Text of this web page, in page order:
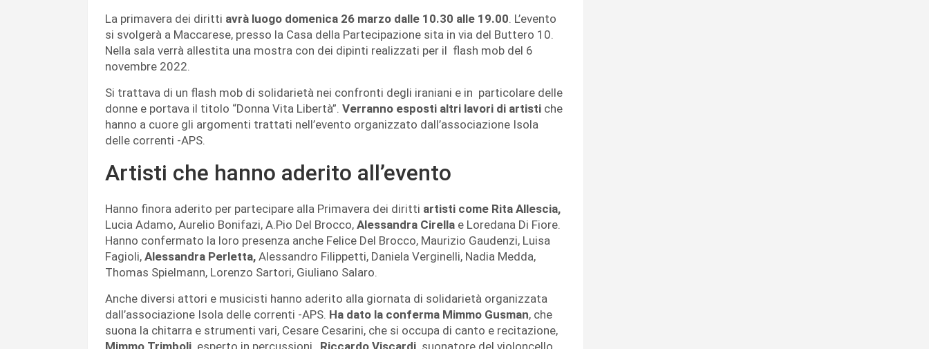
La primavera dei diritti avrà luogo domenica 26 marzo dalle 10.30 alle 19.00. L’evento
si svolgerà a Maccarese, presso la Casa della Partecipazione sita in via del Buttero 10.
Nella sala verrà allestita una mostra con dei dipinti realizzati per il flash mob del 6
novembre 2022.
Si trattava di un flash mob di solidarietà nei confronti degli iraniani e in particolare delle
donne e portava il titolo “Donna Vita Libertà”. Verranno esposti altri lavori di artisti che
hanno a cuore gli argomenti trattati nell’evento organizzato dall’associazione Isola
delle correnti -APS.
Artisti che hanno aderito all’evento
Hanno finora aderito per partecipare alla Primavera dei diritti artisti come Rita Allescia,
Lucia Adamo, Aurelio Bonifazi, A.Pio Del Brocco, Alessandra Cirella e Loredana Di Fiore.
Hanno confermato la loro presenza anche Felice Del Brocco, Maurizio Gaudenzi, Luisa
Fagioli, Alessandra Perletta, Alessandro Filippetti, Daniela Verginelli, Nadia Medda,
Thomas Spielmann, Lorenzo Sartori, Giuliano Salaro.
Anche diversi attori e musicisti hanno aderito alla giornata di solidarietà organizzata
dall’associazione Isola delle correnti -APS. Ha dato la conferma Mimmo Gusman, che
suona la chitarra e strumenti vari, Cesare Cesarini, che si occupa di canto e recitazione,
Mimmo Trimboli, esperto in percussioni, Riccardo Viscardi, suonatore del violoncello,